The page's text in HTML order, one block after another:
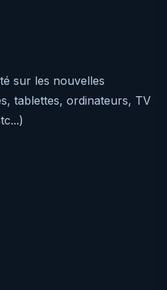
sur les nouvelles
tablettes, ordinateurs, TV